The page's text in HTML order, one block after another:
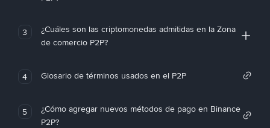
3
¿Cuáles son las criptomonedas admitidas en la Zona
de comercio P2P?
4 Glosario de términos usados en el P2P
5
¿Cómo agregar nuevos métodos de pago en Binance
P2P?